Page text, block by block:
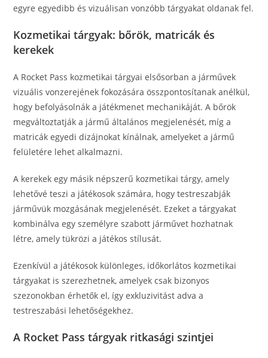
egyre egyedibb és vizuálisan vonzóbb tárgyakat oldanak fel.
Kozmetikai tárgyak: bőrök, matricák és
kerekek
A Rocket Pass kozmetikai tárgyai elsősorban a járművek
vizuális vonzerejének fokozására összpontosítanak anélkül,
hogy befolyásolnák a játékmenet mechanikáját. A bőrök
megváltoztatják a jármű általános megjelenését, míg a
matricák egyedi dizájnokat kínálnak, amelyeket a jármű
felületére lehet alkalmazni.
A kerekek egy másik népszerű kozmetikai tárgy, amely
lehetővé teszi a játékosok számára, hogy testreszabják
járművük mozgásának megjelenését. Ezeket a tárgyakat
kombinálva egy személyre szabott járművet hozhatnak
létre, amely tükrözi a játékos stílusát.
Ezenkívül a játékosok különleges, időkorlátos kozmetikai
tárgyakat is szerezhetnek, amelyek csak bizonyos
szezonokban érhetők el, így exkluzivitást adva a
testreszabási lehetőségekhez.
A Rocket Pass tárgyak ritkasági szintjei